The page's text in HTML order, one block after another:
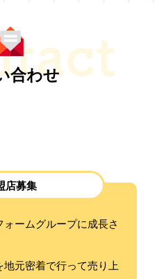
合わせ
店募集
ームグループに成長さ
元密着で行って売り上